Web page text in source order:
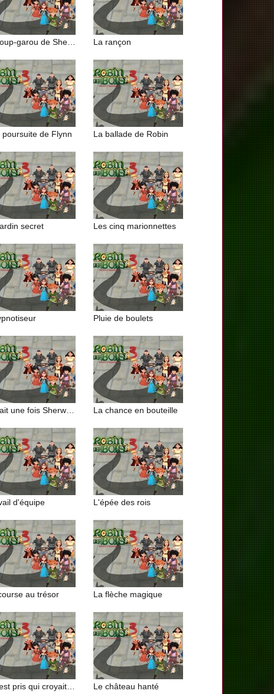
La rançon
poursuite de Flynn La ballade de Robin
secret Les cinq marionnettes
Pluie de boulets
La chance en bouteille
d'équipe L'épée des rois
au trésor La flèche magique
Le château hanté